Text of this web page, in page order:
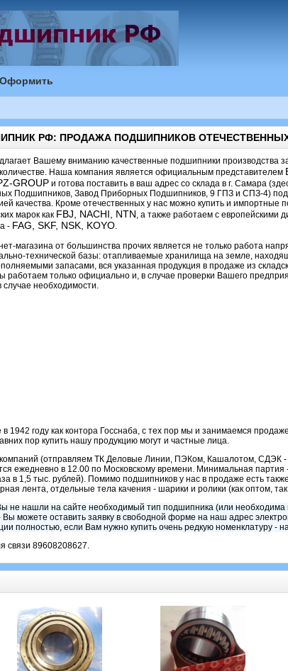
Оформить
РФ: ПРОДАЖА ПОДШИПНИКОВ
Вашему вниманию качественные подшипники производства
Наша компания является официальным представителем
GROUP и готова поставить в ваш адрес со склада в г. Самара
Подшипников, Завод Приборных Подшипников, 9 ГПЗ и СПЗ-4)
качества. Кроме отечественных у нас можно купить и импортные
марок как FBJ, NACHI, NTN, а также работаем с европейскими
- FAG, SKF, NSK, KOYO.
магазина от большинства прочих является не только работа
технической базы: отапливаемые хранилища на земле,
запасами, вся указанная продукция в продаже из
только официально и, в случае проверки Вашего
необходимости.
году как контора Госснаба, с тех пор мы и занимаемся
пор купить нашу продукцию могут и частные лица.
(отправляем ТК Деловые Линии, ПЭКом, Кашалотом, СДЭК -
ежедневно в 12.00 по Московскому времени. Минимальная партия
в 1,5 тыс. рублей). Помимо подшипников у нас в продаже есть
лента, отдельные тела качения - шарики и ролики (как оптом,
не нашли на сайте необходимый тип подшипника (или необходима
можете оставить заявку в свободной форме на наш адрес
полностью, если Вам нужно купить очень редкую номенклатуру -
связи 89608208627.